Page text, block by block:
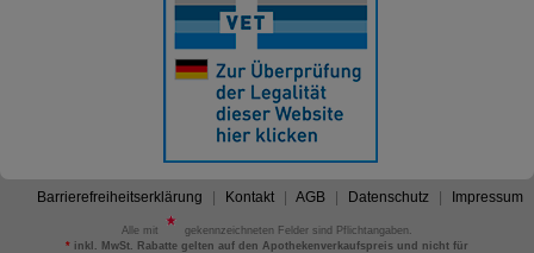
Barrierefreiheitserklärung Kontakt AGB Datenschutz Impressum
Alle mit
gekennzeichneten Felder sind Pflichtangaben.
*inkl. MwSt. Rabatte gelten auf den Apothekenverkaufspreis und nicht für